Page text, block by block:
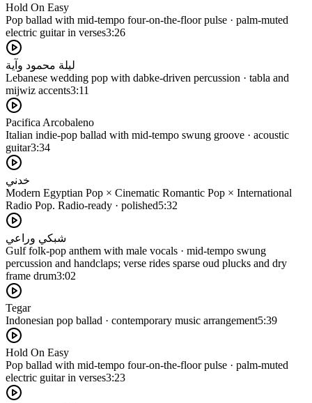
Hold On Easy
Pop ballad with mid-tempo four-on-the-floor pulse · palm-muted
electric guitar in verses3:26
ليلة محمود وآية
Lebanese wedding pop with dabke-driven percussion · tabla and
mijwiz accents3:11
Pacifica Arcobaleno
Italian indie-pop ballad with mid-tempo swung groove · acoustic
guitar3:34
خدني
Modern Egyptian Pop × Cinematic Romantic Pop × International
Radio Pop. Radio-ready · polished5:32
شبكي وراعي
Gulf folk-pop anthem with male vocals · mid-tempo swung
percussion and handclaps; verse rides sparse oud plucks and dry
frame drum3:02
Tegar
Indonesian pop ballad · contemporary music arrangement5:39
Hold On Easy
Pop ballad with mid-tempo four-on-the-floor pulse · palm-muted
electric guitar in verses3:23